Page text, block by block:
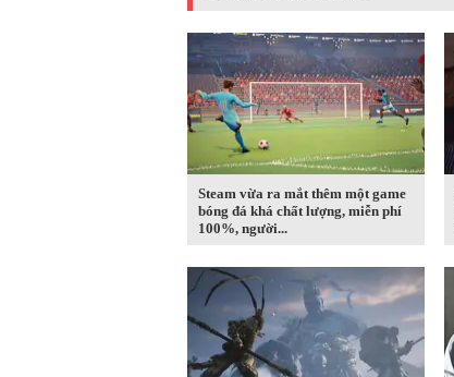
Steam vừa ra mắt thêm một game
bóng đá khá chất lượng, miễn phí
100%, người...